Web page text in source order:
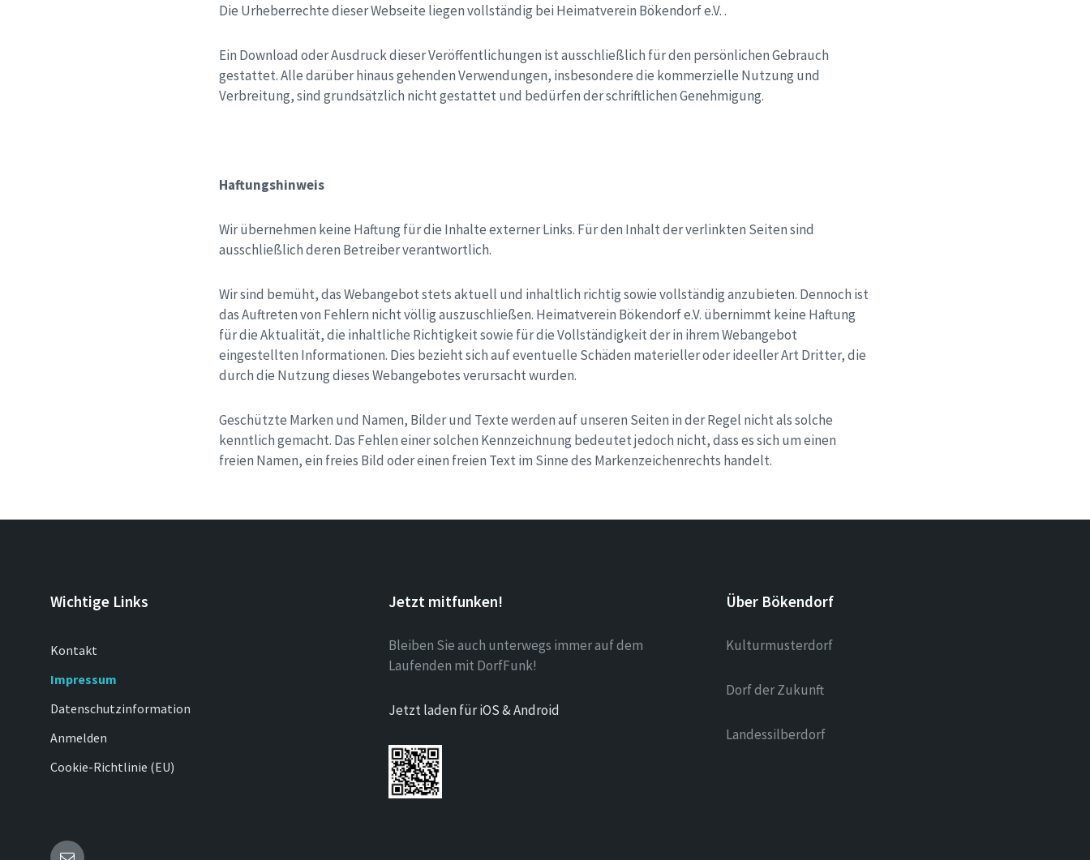
Die Urheberrechte dieser Webseite liegen vollständig bei Heimatverein Bökendorf e.V. .
Ein Download oder Ausdruck dieser Veröffentlichungen ist ausschließlich für den persönlichen Gebrauch
gestattet. Alle darüber hinaus gehenden Verwendungen, insbesondere die kommerzielle Nutzung und
Verbreitung, sind grundsätzlich nicht gestattet und bedürfen der schriftlichen Genehmigung.
Haftungshinweis
Wir übernehmen keine Haftung für die Inhalte externer Links. Für den Inhalt der verlinkten Seiten sind
ausschließlich deren Betreiber verantwortlich.
Wir sind bemüht, das Webangebot stets aktuell und inhaltlich richtig sowie vollständig anzubieten. Dennoch ist
das Auftreten von Fehlern nicht völlig auszuschließen. Heimatverein Bökendorf e.V. übernimmt keine Haftung
für die Aktualität, die inhaltliche Richtigkeit sowie für die Vollständigkeit der in ihrem Webangebot
eingestellten Informationen. Dies bezieht sich auf eventuelle Schäden materieller oder ideeller Art Dritter, die
durch die Nutzung dieses Webangebotes verursacht wurden.
Geschützte Marken und Namen, Bilder und Texte werden auf unseren Seiten in der Regel nicht als solche
kenntlich gemacht. Das Fehlen einer solchen Kennzeichnung bedeutet jedoch nicht, dass es sich um einen
freien Namen, ein freies Bild oder einen freien Text im Sinne des Markenzeichenrechts handelt.
Wichtige Links
Kontakt
Impressum
Datenschutzinformation
Anmelden
Cookie-Richtlinie (EU)
Jetzt mitfunken!
Bleiben Sie auch unterwegs immer auf dem
Laufenden mit DorfFunk!
Jetzt laden für iOS & Android
Über Bökendorf
Kulturmusterdorf
Dorf der Zukunft
Landessilberdorf
E-